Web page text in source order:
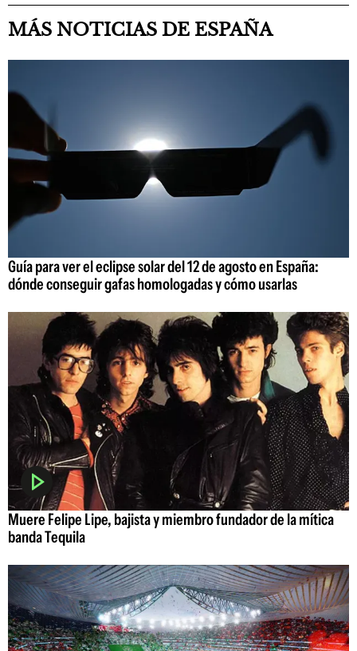
MÁS NOTICIAS DE ESPAÑA
Guía para ver el eclipse solar del 12 de agosto en España:
dónde conseguir gafas homologadas y cómo usarlas
Muere Felipe Lipe, bajista y miembro fundador de la mítica
banda Tequila